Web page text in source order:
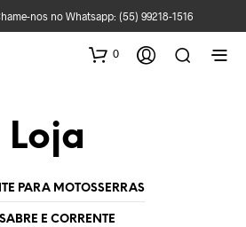
nos no Whatsapp: (55) 99218-1516
0
Loja
PARA MOTOSSERRAS
E CORRENTE